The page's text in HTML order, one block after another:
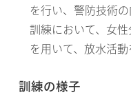
を行い、警防技術
訓練において、女
を用いて、放水活動
訓練の様子